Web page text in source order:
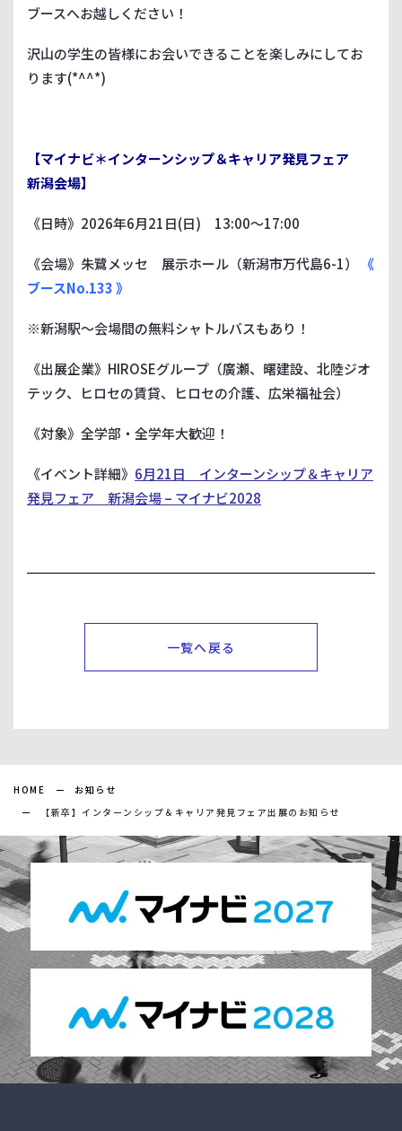
ブースへお越しください！
沢山の学生の皆様にお会いできることを楽しみにしてお
ります(*^^*)
【マイナビ＊インターンシップ＆キャリア発見フェア
新潟会場】
《日時》2026年6月21日(日) 13:00～17:00
《会場》朱鷺メッセ 展示ホール（新潟市万代島6-1）
《
ブースNo.133 》
※新潟駅～会場間の無料シャトルバスもあり！
《出展企業》HIROSEグループ（廣瀬、曙建設、北陸ジオ
テック、ヒロセの賃貸、ヒロセの介護、広栄福祉会）
《対象》全学部・全学年大歓迎！
《イベント詳細》 6月21日 インターンシップ＆キャリア
発見フェア 新潟会場 – マイナビ2028
一覧へ戻る
HOME
お知らせ
【新卒】インターンシップ＆キャリア発見フェア出展のお知らせ